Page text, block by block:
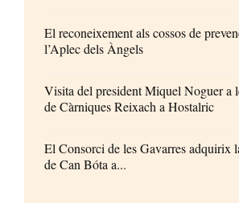
El reconeixement als cossos de
l’Aplec dels Àngels
Visita del president Miquel Noguer a
de Càrniques Reixach a Hostalric
El Consorci de les Gavarres adquirix
de Can Bóta a...